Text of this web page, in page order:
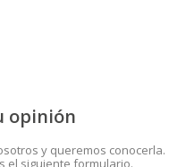
opinión
y queremos conocerla.
el siguiente formulario.